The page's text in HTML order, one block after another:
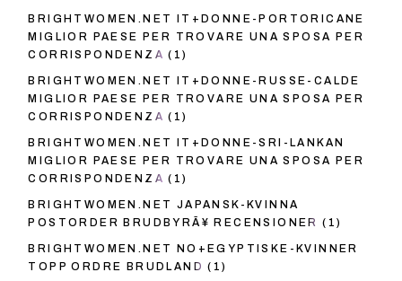
BRIGHTWOMEN.NET IT+DONNE-PORTORICANE
MIGLIOR PAESE PER TROVARE UNA SPOSA PER
CORRISPONDENZA (1)
BRIGHTWOMEN.NET IT+DONNE-RUSSE-CALDE
MIGLIOR PAESE PER TROVARE UNA SPOSA PER
CORRISPONDENZA (1)
BRIGHTWOMEN.NET IT+DONNE-SRI-LANKAN
MIGLIOR PAESE PER TROVARE UNA SPOSA PER
CORRISPONDENZA (1)
BRIGHTWOMEN.NET JAPANSK-KVINNA
POSTORDER BRUDBYRÃ¥ RECENSIONER (1)
BRIGHTWOMEN.NET NO+EGYPTISKE-KVINNER
TOPP ORDRE BRUDLAND (1)